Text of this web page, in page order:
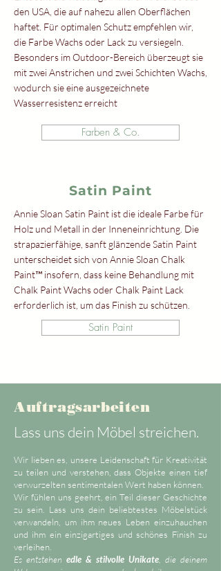
den USA, die auf nahezu allen Oberflächen
haftet. Für optimalen Schutz empfehlen wir,
die Farbe Wachs oder Lack zu versiegeln.
Besonders im Outdoor-Bereich überzeugt sie
mit zwei Anstrichen und zwei Schichten Wachs,
wodurch sie eine ausgezeichnete
Wasserresistenz erreicht
Farben & Co.
Satin Paint
Annie Sloan Satin Paint ist die ideale Farbe für
Holz und Metall in der Inneneinrichtung. Die
strapazierfähige, sanft glänzende Satin Paint
unterscheidet sich von Annie Sloan Chalk
Paint™ insofern, dass keine Behandlung mit
Chalk Paint Wachs oder Chalk Paint Lack
erforderlich ist, um das Finish zu schützen.
Satin Paint
Auftragsarbeiten
Lass uns dein Möbel streichen.
Wir lieben es, unsere Leidenschaft für Kreativität
zu teilen und verstehen, dass Objekte einen tief
verwurzelten sentimentalen Wert haben können.
Wir fühlen uns geehrt, ein Teil dieser Geschichte
zu sein. Lass uns dein beliebtestes Möbelstück
verwandeln, um ihm neues Leben einzuhauchen
und ihm ein einzigartiges und schönes Finish zu
verleihen.
Es entstehen edle & stilvolle Unikate , die deinem